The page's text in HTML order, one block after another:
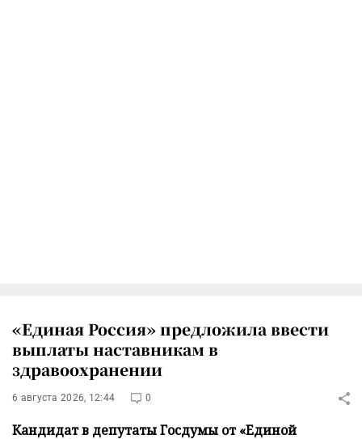
«Единая Россия» предложила ввести
выплаты наставникам в
здравоохранении
6 августа 2026, 12:44 0
Кандидат в депутаты Госдумы от «Единой